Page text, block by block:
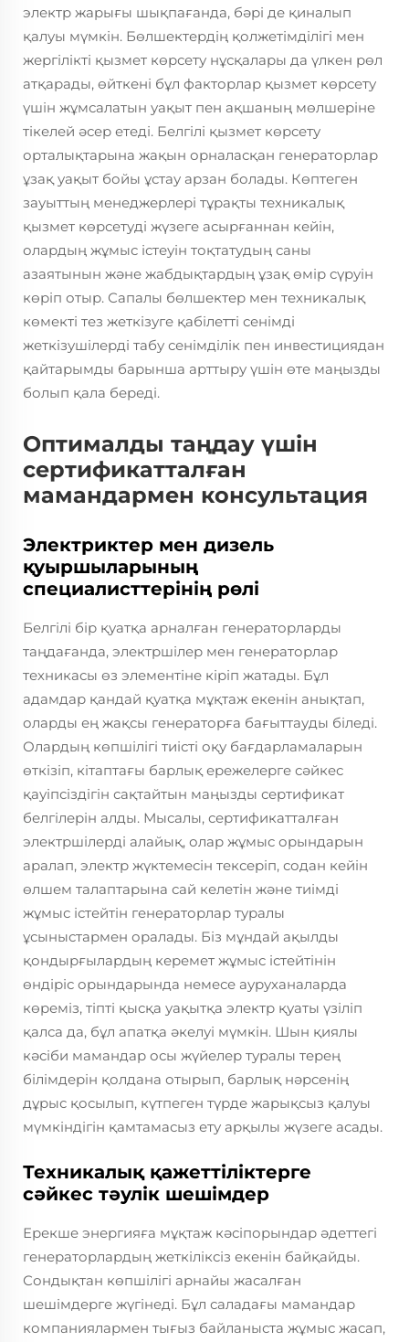
электр жарығы шықпағанда, бәрі де қиналып
қалуы мүмкін. Бөлшектердің қолжетімділігі мен
жергілікті қызмет көрсету нұсқалары да үлкен рөл
атқарады, өйткені бұл факторлар қызмет көрсету
үшін жұмсалатын уақыт пен ақшаның мөлшеріне
тікелей әсер етеді. Белгілі қызмет көрсету
орталықтарына жақын орналасқан генераторлар
ұзақ уақыт бойы ұстау арзан болады. Көптеген
зауыттың менеджерлері тұрақты техникалық
қызмет көрсетуді жүзеге асырғаннан кейін,
олардың жұмыс істеуін тоқтатудың саны
азаятынын және жабдықтардың ұзақ өмір сүруін
көріп отыр. Сапалы бөлшектер мен техникалық
көмекті тез жеткізуге қабілетті сенімді
жеткізушілерді табу сенімділік пен инвестициядан
қайтарымды барынша арттыру үшін өте маңызды
болып қала береді.
Оптималды таңдау үшін
сертификатталған
мамандармен консультация
Электриктер мен дизель
қуыршыларының
специалисттерінің рөлі
Белгілі бір қуатқа арналған генераторларды
таңдағанда, электршілер мен генераторлар
техникасы өз элементіне кіріп жатады. Бұл
адамдар қандай қуатқа мұқтаж екенін анықтап,
оларды ең жақсы генераторға бағыттауды біледі.
Олардың көпшілігі тиісті оқу бағдарламаларын
өткізіп, кітаптағы барлық ережелерге сәйкес
қауіпсіздігін сақтайтын маңызды сертификат
белгілерін алды. Мысалы, сертификатталған
электршілерді алайық, олар жұмыс орындарын
аралап, электр жүктемесін тексеріп, содан кейін
өлшем талаптарына сай келетін және тиімді
жұмыс істейтін генераторлар туралы
ұсыныстармен оралады. Біз мұндай ақылды
қондырғылардың керемет жұмыс істейтінін
өндіріс орындарында немесе ауруханаларда
көреміз, тіпті қысқа уақытқа электр қуаты үзіліп
қалса да, бұл апатқа әкелуі мүмкін. Шын қиялы
кәсіби мамандар осы жүйелер туралы терең
білімдерін қолдана отырып, барлық нәрсенің
дұрыс қосылып, күтпеген түрде жарықсыз қалуы
мүмкіндігін қамтамасыз ету арқылы жүзеге асады.
Техникалық қажеттіліктерге
сәйкес тәулік шешімдер
Ерекше энергияға мұқтаж кәсіпорындар әдеттегі
генераторлардың жеткіліксіз екенін байқайды.
Сондықтан көпшілігі арнайы жасалған
шешімдерге жүгінеді. Бұл саладағы мамандар
компаниялармен тығыз байланыста жұмыс жасап,